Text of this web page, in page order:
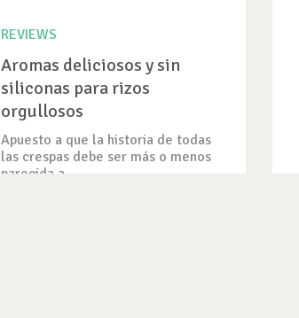
REVIEWS
Aromas deliciosos y sin
siliconas para rizos
orgullosos
Apuesto a que la historia de todas
las crespas debe ser más o menos
parecida a...